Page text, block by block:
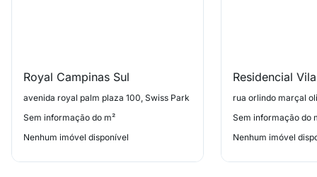
Royal Campinas Sul
avenida royal palm plaza 100, Swiss Park
Sem informação do m²
Nenhum imóvel disponível
Residencial
Sem informação do
Nenhum imóvel